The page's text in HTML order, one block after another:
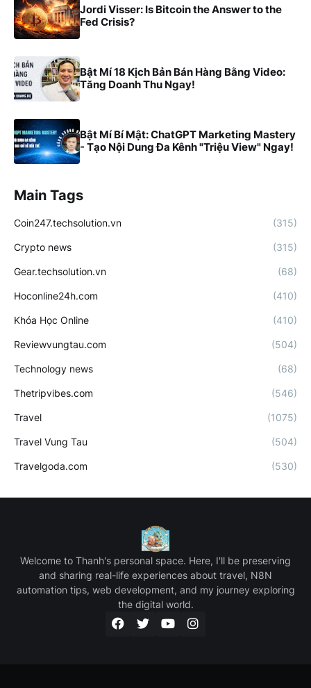
Jordi Visser: Is Bitcoin the Answer to the
Fed Crisis?
Bật Mí 18 Kịch Bản Bán Hàng Bằng Video:
Tăng Doanh Thu Ngay!
Bật Mí Bí Mật: ChatGPT Marketing Mastery
- Tạo Nội Dung Đa Kênh "Triệu View" Ngay!
Main Tags
Coin247.techsolution.vn (315)
Crypto news (315)
Gear.techsolution.vn (68)
Hoconline24h.com (410)
Khóa Học Online (410)
Reviewvungtau.com (504)
Technology news (68)
Thetripvibes.com (546)
Travel (1075)
Travel Vung Tau (504)
Travelgoda.com (530)
Welcome to Thanh's personal space. Here, I'll be preserving
and sharing real-life experiences about travel, N8N
automation tips, web development, and my journey exploring
the digital world.